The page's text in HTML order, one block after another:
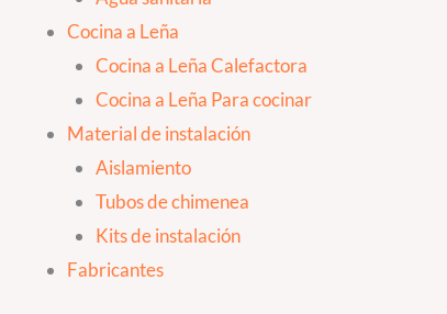
Cocina a Leña
Cocina a Leña Calefactora
Cocina a Leña Para cocinar
Material de instalación
Aislamiento
Tubos de chimenea
Kits de instalación
Fabricantes